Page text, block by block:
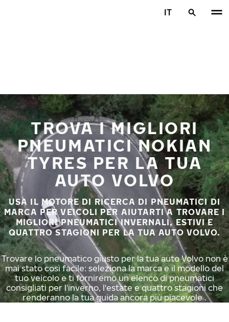
IT
TROVA I MIGLIORI
PNEUMATICI NOKIAN
TYRES PER LA TUA
AUTO VOLVO
USA IL MOTORE DI RICERCA DI PNEUMATICI DI
MARCA PER VEICOLI PER AIUTARTI A TROVARE I
MIGLIORI PNEUMATICI INVERNALI, ESTIVI E
QUATTRO STAGIONI PER LA TUA AUTO VOLVO.
Trovare lo pneumatico giusto per la tua auto Volvo non è
mai stato così facile: seleziona la marca e il modello del
tuo veicolo e ti forniremo un elenco di pneumatici
consigliati per l'inverno, l'estate e quattro stagioni che
renderanno la tua guida ancora più piacevole .